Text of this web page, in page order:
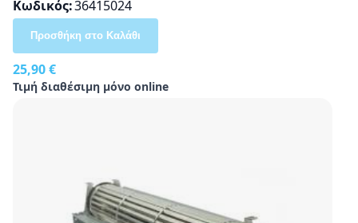
Κωδικός 36415024
25,90 €
Τιμή διαθέσιμη μόνο online
Προσθήκη στο Καλάθι